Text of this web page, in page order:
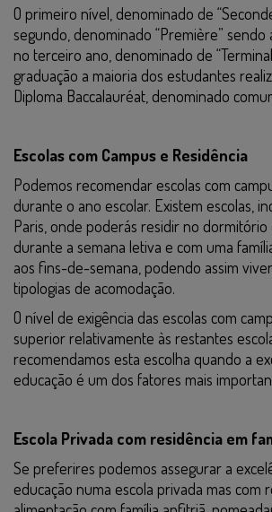
O primeiro nível, denominado de
segundo, denominado “Première” sendo
no terceiro ano, denominado de
graduação a maioria dos estudantes
Diploma Baccalauréat, denominado
Escolas com Campus e Residência
Podemos recomendar escolas com
durante o ano escolar. Existem escolas,
Paris, onde poderás residir no dormitório
durante a semana letiva e com uma
aos fins-de-semana, podendo assim
tipologias de acomodação.
O nível de exigência das escolas com
superior relativamente às restantes
recomendamos esta escolha quando a
educação é um dos fatores mais
Escola Privada com residência em
Se preferires podemos assegurar a
educação numa escola privada mas com
E
COOKIES